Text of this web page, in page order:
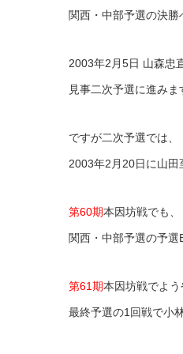
関西・中部予選の決勝
2003年2月5日 山森忠
見事二次予選に進みま
ですが二次予選では、
2003年2月20日に山田
第60期本因坊戦でも、
関西・中部予選の予選
第61期本因坊戦でよう
最終予選の1回戦で小